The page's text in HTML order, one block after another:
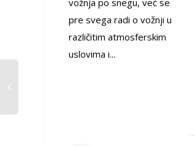
pre svega radi o vožnji u
različitim atmosferskim
uslovima i...